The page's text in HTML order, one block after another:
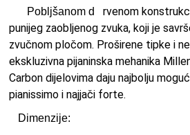
Pobljšanom d
rvenom
punijeg zaobljenog zvuka, koji je
zvučnom pločom. Proširene tipke i
ekskluzivna pijaninska mehanika
Carbon dijelovima daju najbolju
pianissimo i najjači forte.
Dimenzije: